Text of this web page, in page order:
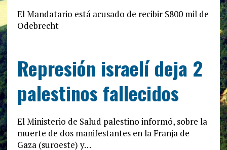
El Mandatario está acusado de recibir $800 mil de
Odebrecht
Represión israelí deja 2
palestinos fallecidos
El Ministerio de Salud palestino informó, sobre la
muerte de dos manifestantes en la Franja de
Gaza (suroeste) y…